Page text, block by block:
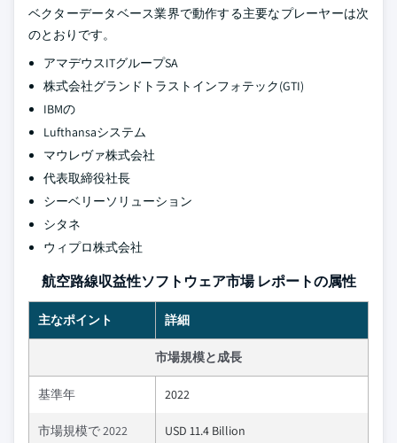
ベクターデータベース業界で動作する主要なプレーヤーは次
のとおりです。
アマデウスITグループSA
株式会社グランドトラストインフォテック(GTI)
IBMの
Lufthansaシステム
マウレヴァ株式会社
代表取締役社長
シーベリーソリューション
シタネ
ウィプロ株式会社
航空路線収益性ソフトウェア市場 レポートの属性
主なポイント 詳細
市場規模と成長
基準年 2022
市場規模で 2022 USD 11.4 Billion